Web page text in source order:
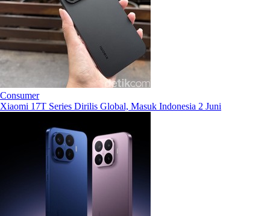
Consumer
Xiaomi 17T Series Dirilis Global, Masuk Indonesia 2 Juni